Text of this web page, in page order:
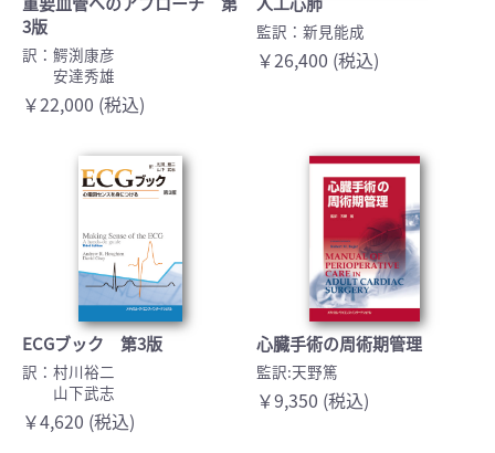
3版
訳：鰐渕康彦
安達秀雄
￥22,000 (税込)
監訳：新見能成
￥26,400 (税込)
ECGブック 第3版
訳：村川裕二
山下武志
￥4,620 (税込)
心臓手術の周術期管理
監訳:天野篤
￥9,350 (税込)